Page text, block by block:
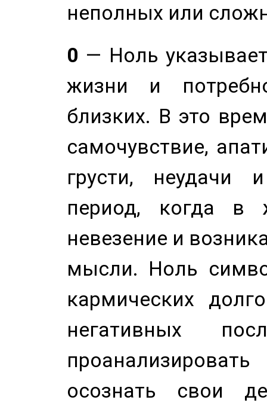
неполных или
0 — Ноль
жизни и
близких. В это
самочувствие,
грусти, неудачи
период, когда в
невезение и
мысли. Ноль
кармических
негативных
осознать свои